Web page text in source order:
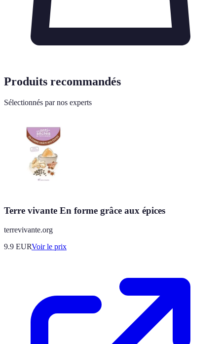
Produits recommandés
Sélectionnés par nos experts
Terre vivante En forme grâce aux épices
terrevivante.org
9.9 EURVoir le prix